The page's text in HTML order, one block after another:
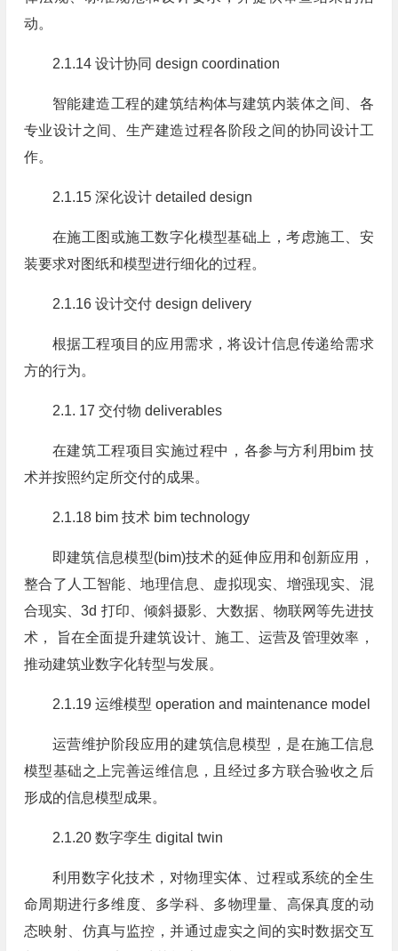
动。
2.1.14 设计协同 design coordination
智能建造工程的建筑结构体与建筑内装体之间、各
专业设计之间、生产建造过程各阶段之间的协同设计工
作。
2.1.15 深化设计 detailed design
在施工图或施工数字化模型基础上，考虑施工、安
装要求对图纸和模型进行细化的过程。
2.1.16 设计交付 design delivery
根据工程项目的应用需求，将设计信息传递给需求
方的行为。
2.1. 17 交付物 deliverables
在建筑工程项目实施过程中，各参与方利用bim 技
术并按照约定所交付的成果。
2.1.18 bim 技术 bim technology
即建筑信息模型(bim)技术的延伸应用和创新应用，
整合了人工智能、地理信息、虚拟现实、增强现实、混
合现实、3d 打印、倾斜摄影、大数据、物联网等先进技
术， 旨在全面提升建筑设计、施工、运营及管理效率，
推动建筑业数字化转型与发展。
2.1.19 运维模型 operation and maintenance model
运营维护阶段应用的建筑信息模型，是在施工信息
模型基础之上完善运维信息，且经过多方联合验收之后
形成的信息模型成果。
2.1.20 数字孪生 digital twin
利用数字化技术，对物理实体、过程或系统的全生
命周期进行多维度、多学科、多物理量、高保真度的动
态映射、仿真与监控，并通过虚实之间的实时数据交互